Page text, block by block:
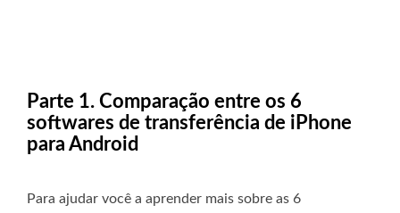
Parte 1. Comparação entre os 6
softwares de transferência de iPhone
para Android
Para ajudar você a aprender mais sobre as 6